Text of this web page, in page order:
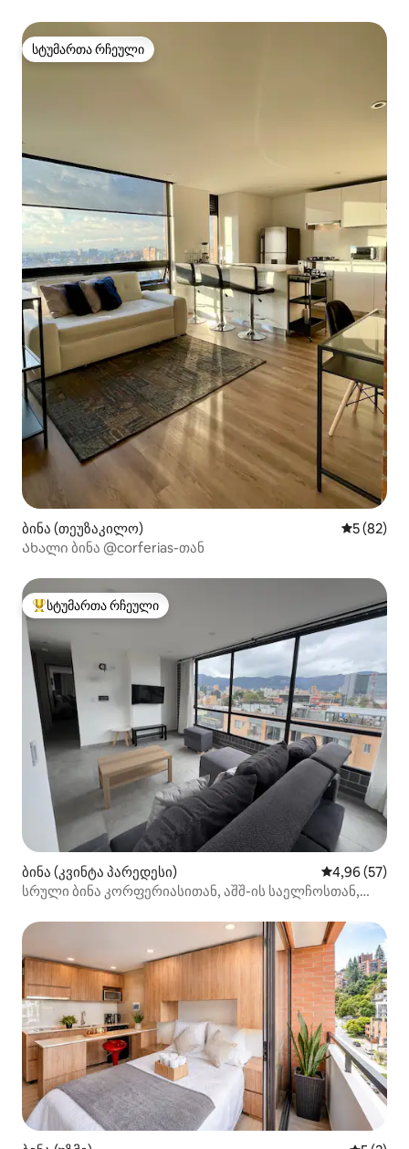
სტუმართა რჩეული
სტუმართა რჩეული
ბინა (თეუზაკილო) საშუალო
5 (82)
Ახალი ბინა @corferias-თან
სტუმართა რჩეული მოწინავე ვარიანტი
სტუმართა რჩეული
ბინა (კვინტა პარედესი) საშუალო
4,96 (57)
სრული ბინა კორფერიასითან, აშშ-ის საელჩოსთან,